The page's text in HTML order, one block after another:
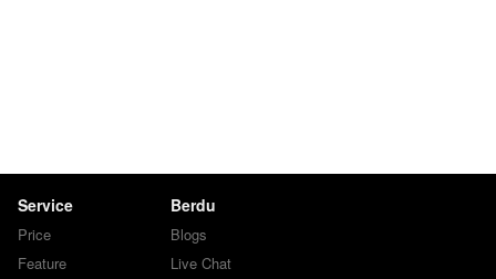
Service
Price
Feature
Berdu
Blogs
Live Chat